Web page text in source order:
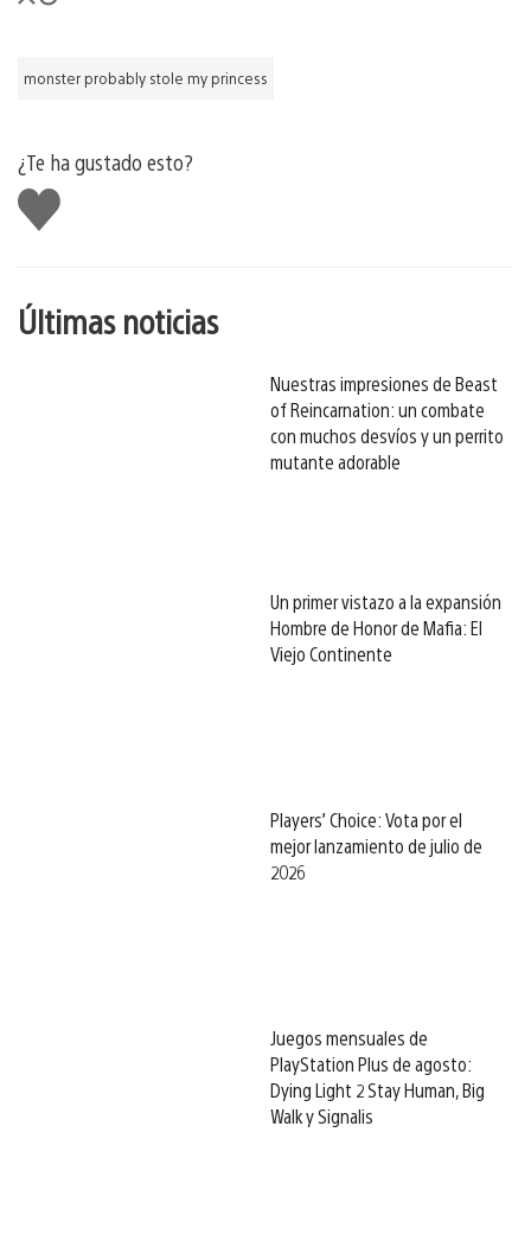
monster probably stole my princess
¿Te ha gustado esto?
Me
gusta
Últimas noticias
Nuestras impresiones de Beast
of Reincarnation: un combate
con muchos desvíos y un perrito
mutante adorable
Un primer vistazo a la expansión
Hombre de Honor de Mafia: El
Viejo Continente
Players’ Choice: Vota por el
mejor lanzamiento de julio de
2026
Juegos mensuales de
PlayStation Plus de agosto:
Dying Light 2 Stay Human, Big
Walk y Signalis